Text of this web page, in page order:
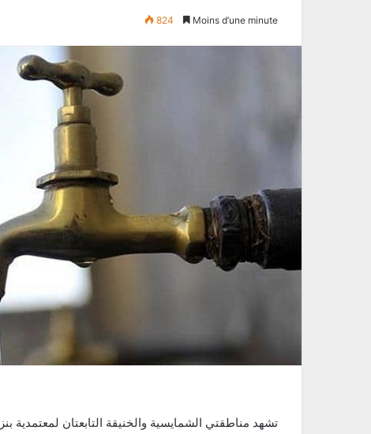
824 Moins d’une minute
تشهد مناطقتي الشمايسية والخنيقة التابعتان لمعتمدية